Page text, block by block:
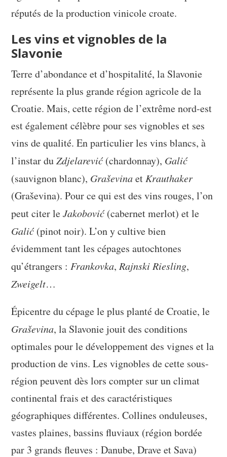
réputés de la production vinicole croate.
Les vins et vignobles de la
Slavonie
Terre d’abondance et d’hospitalité, la Slavonie
représente la plus grande région agricole de la
Croatie. Mais, cette région de l’extrême nord-est
est également célèbre pour ses vignobles et ses
vins de qualité. En particulier les vins blancs, à
l’instar duZdjelarević (chardonnay), Galić
(sauvignon blanc), GraševinaetKrauthaker
(Graševina). Pour ce qui est des vins rouges, l’on
peut citer leJakobović (cabernet merlot) et le
Galić (pinot noir). L’on y cultive bien
évidemment tant les cépages autochtones
qu’étrangers :Frankovka,Rajnski Riesling,
Zweigelt…
Épicentre du cépage le plus planté de Croatie, le
Graševina, la Slavonie jouit des conditions
optimales pour le développement des vignes et la
production de vins. Les vignobles de cette sous-
région peuvent dès lors compter sur un climat
continental frais et des caractéristiques
géographiques différentes. Collines onduleuses,
vastes plaines, bassins fluviaux (région bordée
par 3 grands fleuves : Danube, Drave et Sava)